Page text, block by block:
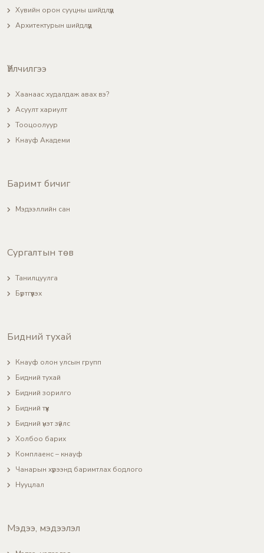
Хувийн орон сууцны шийдлүүд
Архитектурын шийдлүүд
Үйлчилгээ
Хаанаас худалдаж авах вэ?
Асуулт хариулт
Тооцоолуур
Кнауф Академи
Баримт бичиг
Мэдээллийн сан
Сургалтын төв
Танилцуулга
Бүртгүүлэх
Бидний тухай
Кнауф олон улсын групп
Бидний тухай
Бидний зорилго
Бидний түүх
Бидний үнэт зүйлс
Холбоо барих
Комплаенс – кнауф
Чанарын хүрээнд баримтлах бодлого
Нууцлал
Мэдээ, мэдээлэл